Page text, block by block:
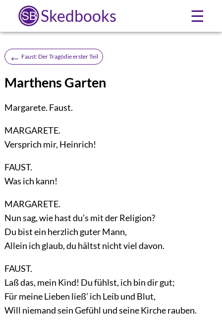
Skedbooks ☰
← Faust: Der Tragödie erster Teil
Marthens Garten
Margarete. Faust.
MARGARETE.
Versprich mir, Heinrich!
FAUST.
Was ich kann!
MARGARETE.
Nun sag, wie hast du’s mit der Religion?
Du bist ein herzlich guter Mann,
Allein ich glaub, du hältst nicht viel davon.
FAUST.
Laß das, mein Kind! Du fühlst, ich bin dir gut;
Für meine Lieben ließ’ ich Leib und Blut,
Will niemand sein Gefühl und seine Kirche rauben.